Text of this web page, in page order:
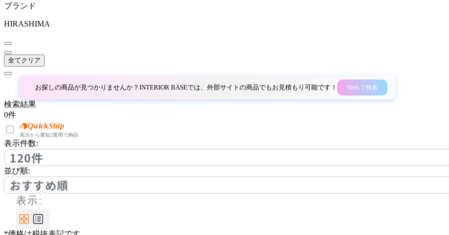
アイコ
アイネクス
aluna
アルナ
Andreu World
アンドリューワールド
ANONIMA CASTELLI
座面高
ブランド
HIRASHIMA
全てクリア
お探しの商品が見つかりませんか？INTERIOR BASEでは、外部サイトの商品でもお見積もり可能です！ Webで検索
検索結果
0件
QuickShip
発注から最短2週間で納品
表示件数:
120件
並び順:
おすすめ順
表示: